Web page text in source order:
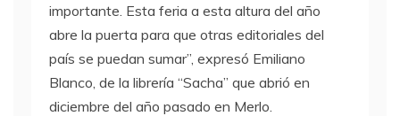
importante. Esta feria a esta altura del año
abre la puerta para que otras editoriales del
país se puedan sumar”, expresó Emiliano
Blanco, de la librería “Sacha” que abrió en
diciembre del año pasado en Merlo.